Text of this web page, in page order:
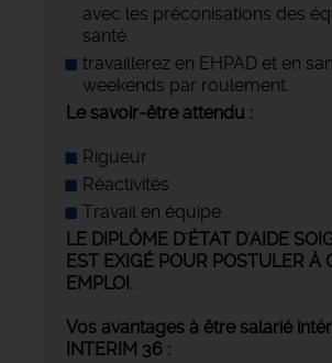
avec les préconisations des
santé.
travaillerez en EHPAD et en
weekends par roulement.
Le savoir-être attendu :
Rigueur
Réactivités
Travail en équipe
LE DIPLÔME D'ÉTAT D'AIDE
EST EXIGÉ POUR POSTULER À
EMPLOI.
Vos avantages à être salarié
INTERIM 36 :